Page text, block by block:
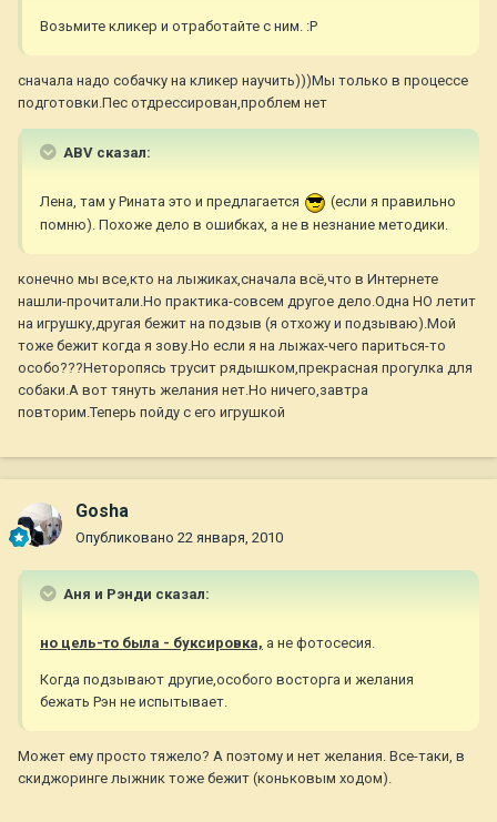
Возьмите кликер и отработайте с ним. :P
сначала надо собачку на кликер научить)))Мы только в процессе
подготовки.Пес отдрессирован,проблем нет
ABV сказал:
Лена, там у Рината это и предлагается
(если я правильно
помню). Похоже дело в ошибках, а не в незнание методики.
конечно мы все,кто на лыжиках,сначала всё,что в Интернете
нашли-прочитали.Но практика-совсем другое дело.Одна НО летит
на игрушку,другая бежит на подзыв (я отхожу и подзываю).Мой
тоже бежит когда я зову.Но если я на лыжах-чего париться-то
особо???Неторопясь трусит рядышком,прекрасная прогулка для
собаки.А вот тянуть желания нет.Но ничего,завтра
повторим.Теперь пойду с его игрушкой
Gosha
Опубликовано 22 января, 2010
Аня и Рэнди сказал:
но цель-то была - буксировка, а не фотосесия.
Когда подзывают другие,особого восторга и желания
бежать Рэн не испытывает.
Может ему просто тяжело? А поэтому и нет желания. Все-таки, в
скиджоринге лыжник тоже бежит (коньковым ходом).